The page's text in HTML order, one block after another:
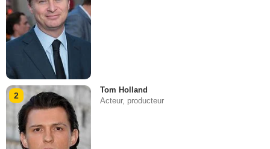
2
Tom Holland
Acteur, producteur